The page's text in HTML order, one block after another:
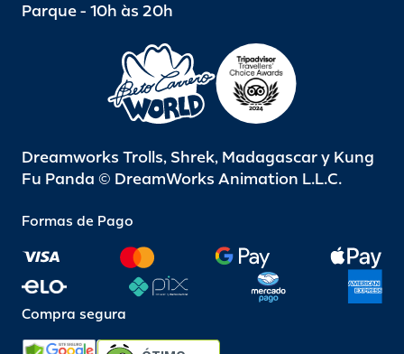
Parque - 10h às 20h
Dreamworks Trolls, Shrek, Madagascar y Kung
Fu Panda © DreamWorks Animation L.L.C.
Formas de Pago
Compra segura